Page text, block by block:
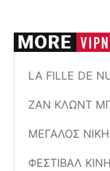
LA FILLE DE
ΖΑΝ ΚΛΩΝΤ
ΜΕΓΆΛΟΣ
ΦΕΣΤΙΒΆΛ